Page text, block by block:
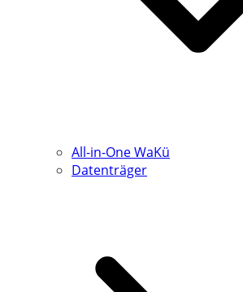
All-in-One WaKü
Datenträger